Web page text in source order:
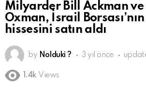
Milyarder Bill Ackman ve
Oxman, İsrail
hissesini satın aldı
by Nolduki ? 3 yıl önce
1.4k Views